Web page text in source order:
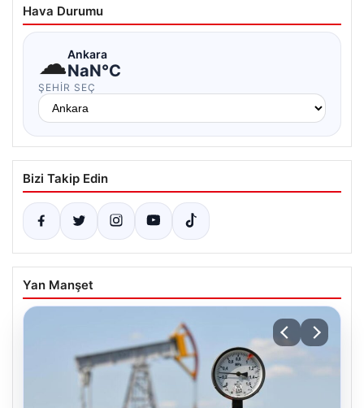
Hava Durumu
☁Ankara
NaN°C
ŞEHIR SEÇ
Bizi Takip Edin
Yan Manşet